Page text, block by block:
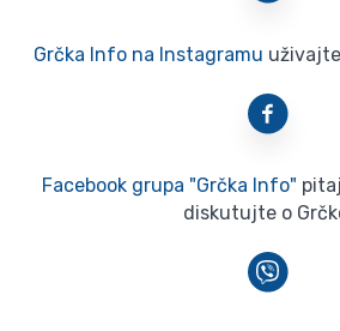
Grčka Info na Instagramu
Facebook grupa "Grčka Info"
diskutujte o